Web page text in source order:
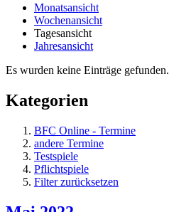
Monatsansicht
Wochenansicht
Tagesansicht
Jahresansicht
Es wurden keine Einträge gefunden.
Kategorien
BFC Online - Termine
andere Termine
Testspiele
Pflichtspiele
Filter zurücksetzen